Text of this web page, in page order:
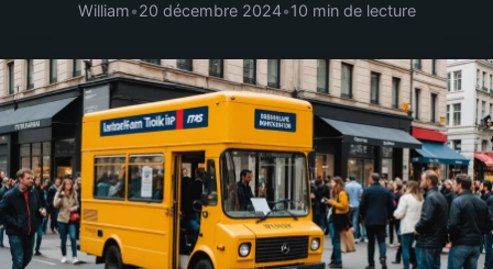
William•20 décembre 2024•10 min de lecture